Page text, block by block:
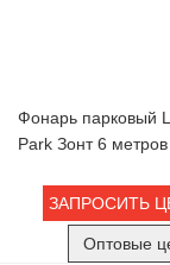
Фонарь парковый
Park Зонт 6
ЗАПРОСИТЬ
Оптовые